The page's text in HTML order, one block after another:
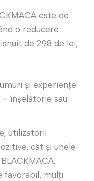
este de
o reducere
de 298 de lei,
și experiențe
înșelătorie sau
utilizatorii
cât și unele
favorabil, mulți